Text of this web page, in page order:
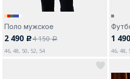
Поло мужское
2 490 c4 150a
46, 48, 50, 52, 54
1 490
46, 48,